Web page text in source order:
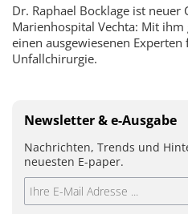
Dr. Raphael Bocklage ist neuer
Marienhospital Vechta: Mit
einen ausgewiesenen
Unfallchirurgie.
Newsletter & e-Ausgabe
Nachrichten, Trends und
neuesten E-paper.